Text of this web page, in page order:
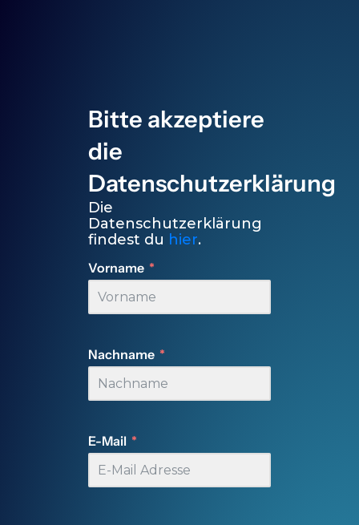
Bitte akzeptiere
die
Datenschutzerklärung
Die
Datenschutzerklärung
findest du hier.
Vorname
Nachname
E-Mail